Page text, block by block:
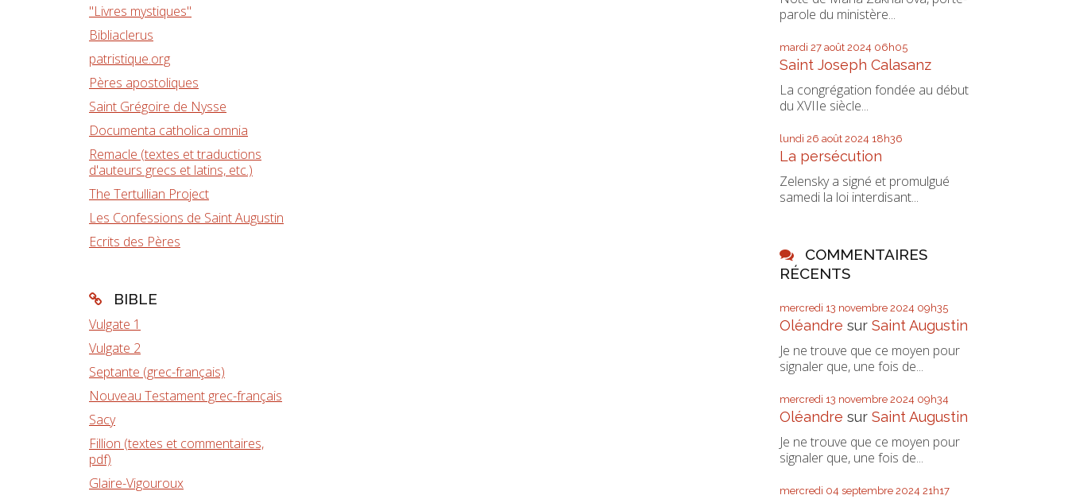
"Livres mystiques"
Bibliaclerus
patristique.org
Pères apostoliques
Saint Grégoire de Nysse
Documenta catholica omnia
Remacle (textes et traductions
d'auteurs grecs et latins, etc.)
The Tertullian Project
Les Confessions de Saint Augustin
Ecrits des Pères
BIBLE
Vulgate 1
Vulgate 2
Septante (grec-français)
Nouveau Testament grec-français
Sacy
Fillion (textes et commentaires,
pdf)
Glaire-Vigouroux
parole du ministère...
mardi 27 août 2024 06h05
Saint Joseph Calasanz
La congrégation fondée au début
du XVIIe siècle...
lundi 26 août 2024 18h36
La persécution
Zelensky a signé et promulgué
samedi la loi interdisant...
COMMENTAIRES
RÉCENTS
mercredi 13 novembre 2024 09h35
Oléandre sur Saint Augustin
Je ne trouve que ce moyen pour
signaler que, une fois de...
mercredi 13 novembre 2024 09h34
Oléandre sur Saint Augustin
Je ne trouve que ce moyen pour
signaler que, une fois de...
mercredi 04 septembre 2024 21h17